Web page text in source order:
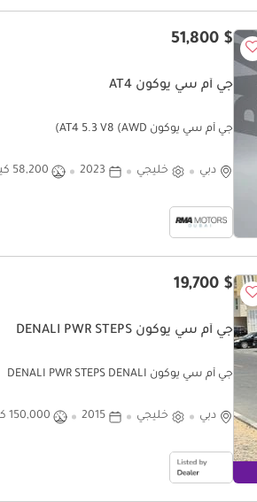
$ 51,800
جي أم سي يوكون AT4
جي أم سي يوكون AT4 5.3 V8 (AWD)
دبي خليجي 2023 58,200 كيلومتر
$ 19,700
جي أم سي يوكون DENALI PWR STEPS
جي أم سي يوكون DENALI PWR STEPS DENALI
دبي خليجي 2015 150,000 كيلومتر